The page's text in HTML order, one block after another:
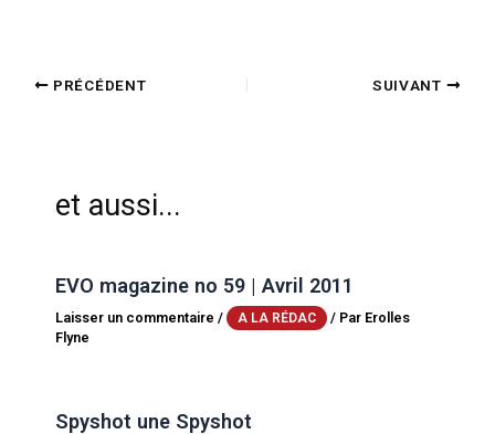
PRÉCÉDENT SUIVANT
et aussi...
EVO magazine no 59 | Avril 2011
Laisser un commentaire / A LA RÉDAC / Par Erolles
Flyne
Spyshot une Spyshot